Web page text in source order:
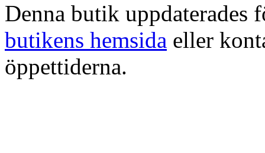
Denna butik uppdaterades
butikens hemsida eller
öppettiderna.